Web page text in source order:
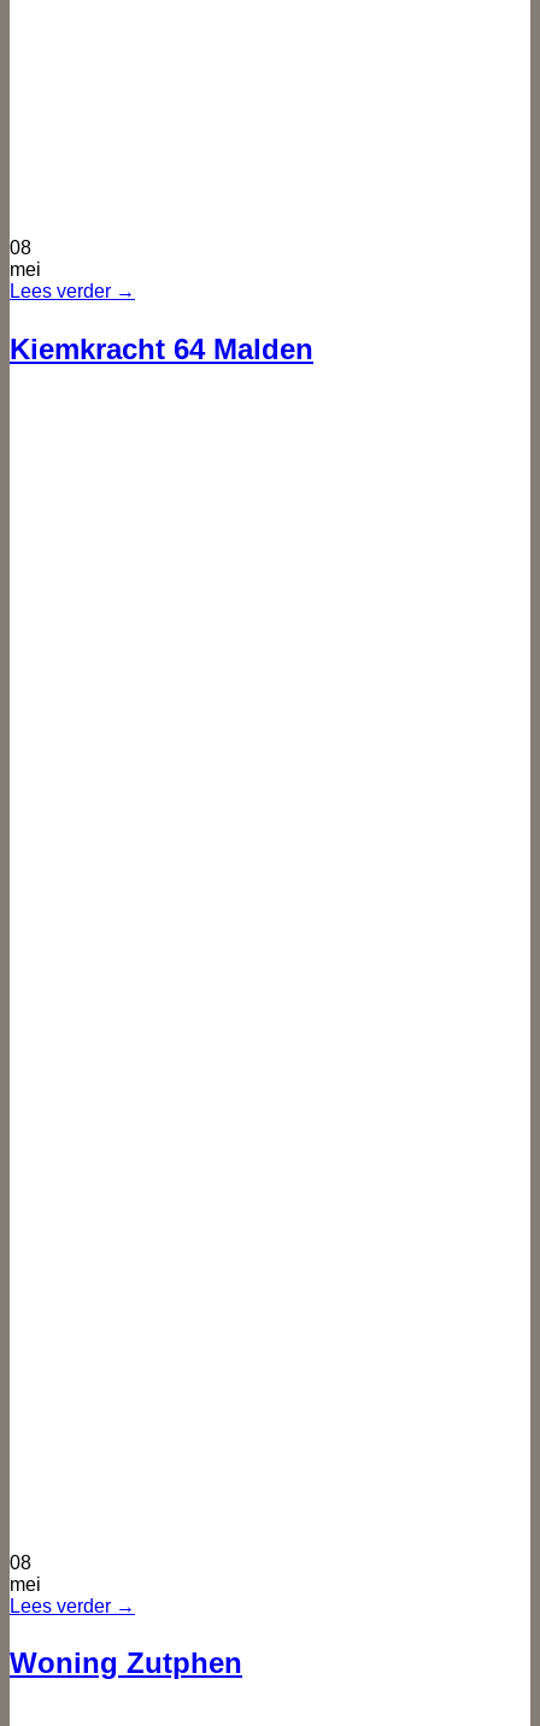
08
mei
Lees verder →
Kiemkracht 64 Malden
08
mei
Lees verder →
Woning Zutphen